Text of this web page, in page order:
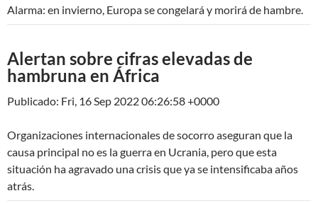
Alarma: en invierno, Europa se congelará y morirá de hambre.
Alertan sobre cifras elevadas de
hambruna en África
Publicado: Fri, 16 Sep 2022 06:26:58 +0000
Organizaciones internacionales de socorro aseguran que la
causa principal no es la guerra en Ucrania, pero que esta
situación ha agravado una crisis que ya se intensificaba años
atrás.